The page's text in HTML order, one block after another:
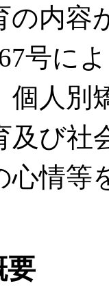
の内容
号に
個人別
及び社
心情等
要